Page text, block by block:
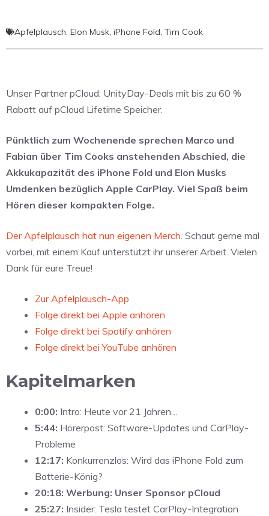
Apfelplausch, Elon Musk, iPhone Fold, Tim Cook
Unser Partner pCloud: UnityDay-Deals mit bis zu 60 %
Rabatt auf pCloud Lifetime Speicher.
Pünktlich zum Wochenende sprechen Marco und
Fabian über Tim Cooks anstehenden Abschied, die
Akkukapazität des iPhone Fold und Elon Musks
Umdenken bezüglich Apple CarPlay. Viel Spaß beim
Hören dieser kompakten Folge.
Der Apfelplausch hat nun eigenen Merch . Schaut gerne mal
vorbei, mit einem Kauf unterstützt ihr unserer Arbeit. Vielen
Dank für eure Treue!
Zur Apfelplausch-App
Folge direkt bei Apple anhören
Folge direkt bei Spotify anhören
Folge direkt bei YouTube anhören
Kapitelmarken
0:00: Intro: Heute vor 21 Jahren…
5:44: Hörerpost: Software-Updates und CarPlay-
Probleme
12:17: Konkurrenzlos: Wird das iPhone Fold zum
Batterie-König?
20:18: Werbung: Unser Sponsor pCloud
25:27: Insider: Tesla testet CarPlay-Integration